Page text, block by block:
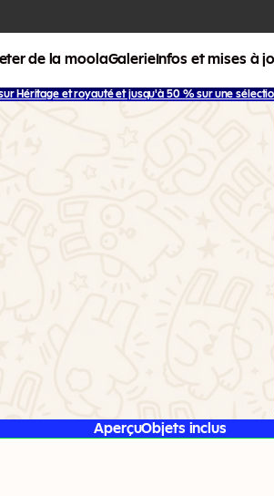
de la moolaGalerieInfos et mises à
Héritage et royauté et jusqu'à 50 % sur une
AperçuObjets inclus